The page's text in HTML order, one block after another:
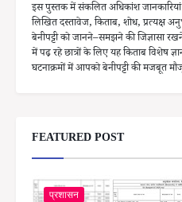
इस पुस्तक में संकलित अधिकांश
लिखित दस्तावेज, किताब, शोध, प्रत्यक्ष
बेनीपट्टी को जानने–समझने की जिज्ञासा
में पढ़ रहे छात्रों के लिए यह किताब विशेष
घटनाक्रमों में आपको बेनीपट्टी की मजबूत
FEATURED POST
प्रशासन